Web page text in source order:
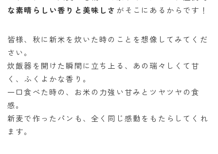
な素晴らしい香りと美味しさ がそこにあるからです！
皆様、秋に新米を炊いた時のことを想像してみてくだ
さい。
炊飯器を開けた瞬間に立ち上る、あの瑞々しくて甘
く、ふくよかな香り。
一口食べた時の、お米の力強い甘みとツヤツヤの食
感。
新麦で作ったパンも、全く同じ感動をもたらしてくれ
ます。